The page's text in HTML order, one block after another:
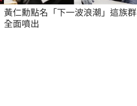
黃仁勳點名「下一波浪潮」這族群
全面噴出